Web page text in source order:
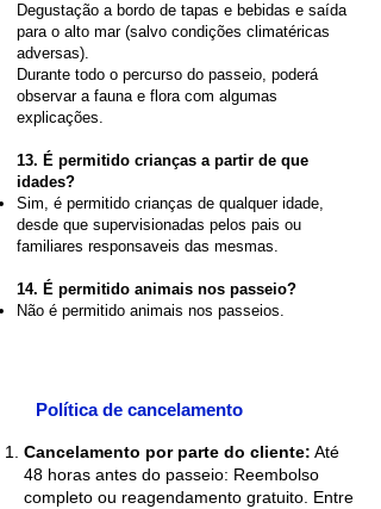
Degustação a bordo de tapas e bebidas e saída
para o alto mar (salvo condições climatéricas
adversas).
Durante todo o percurso do passeio, poderá
observar a fauna e flora com algumas
explicações.
​13. É permitido crianças a partir de que
idades?
​Sim, é permitido crianças de qualquer idade,
desde que supervisionadas pelos pais ou
familiares responsaveis das mesmas.
14. É permitido animais nos passeio?
Não é permitido animais nos passeios.
Política de cancelamento
Cancelamento por parte do cliente: Até
48 horas antes do passeio: Reembolso
completo ou reagendamento gratuito. Entre